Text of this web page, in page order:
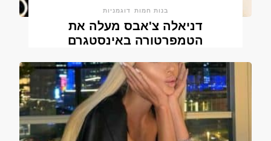
בנות חמות דוגמניות
דניאלה צ'אבס מעלה את
הטמפרטורה באינסטגרם